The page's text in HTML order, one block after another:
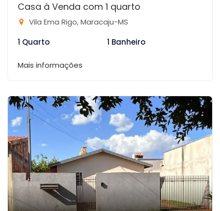
Casa à Venda com 1 quarto
Vila Ema Rigo, Maracaju-MS
1 Quarto
1 Banheiro
Mais informações